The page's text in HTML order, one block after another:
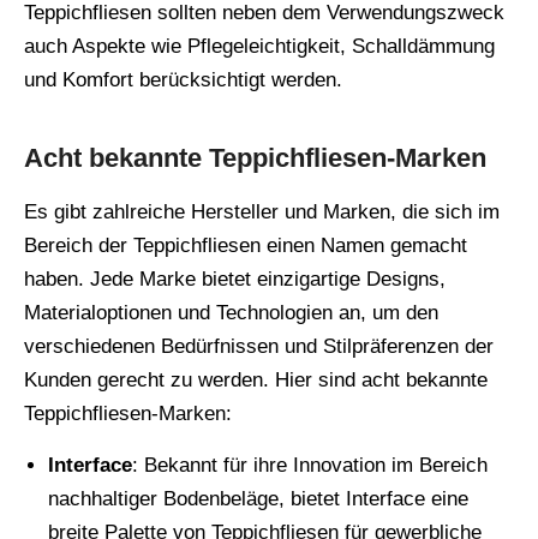
Teppichfliesen sollten neben dem Verwendungszweck
auch Aspekte wie Pflegeleichtigkeit, Schalldämmung
und Komfort berücksichtigt werden.
Acht bekannte Teppichfliesen-Marken
Es gibt zahlreiche Hersteller und Marken, die sich im
Bereich der Teppichfliesen einen Namen gemacht
haben. Jede Marke bietet einzigartige Designs,
Materialoptionen und Technologien an, um den
verschiedenen Bedürfnissen und Stilpräferenzen der
Kunden gerecht zu werden. Hier sind acht bekannte
Teppichfliesen-Marken:
Interface: Bekannt für ihre Innovation im Bereich
nachhaltiger Bodenbeläge, bietet Interface eine
breite Palette von Teppichfliesen für gewerbliche